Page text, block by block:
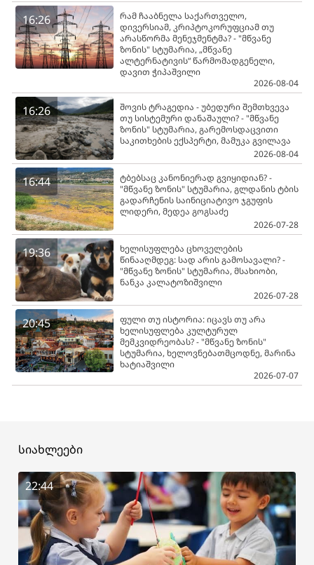
16:26
რამ ჩააბნელა საქართველო,
დივერსიამ, კრიპტოკორუფციამ თუ
არასწორმა მენეჯმენტმა? - "მწვანე
ზონის" სტუმარია, „მწვანე
ალტერნატივის“ წარმომადგენელი,
დავით ჭიპაშვილი
2026-08-04
16:26
შოვის ტრაგედია - უბედური შემთხვევა
თუ სისტემური დანაშაული? - "მწვანე
ზონის" სტუმარია, გარემოსდაცვითი
საკითხების ექსპერტი, მამუკა გვილავა
2026-08-04
16:44
ტბებსაც კანონიერად გვიყიდიან? -
"მწვანე ზონის" სტუმარია, გლდანის ტბის
გადარჩენის საინიციატივო ჯგუფის
ლიდერი, მედეა გოგსაძე
2026-07-28
19:36
ხელისუფლება ცხოველების
წინააღმდეგ: სად არის გამოსავალი? -
"მწვანე ზონის" სტუმარია, მსახიობი,
ნანკა კალატოზიშვილი
2026-07-28
20:45
ფული თუ ისტორია: იცავს თუ არა
ხელისუფლება კულტურულ
მემკვიდრეობას? - "მწვანე ზონის"
სტუმარია, ხელოვნებათმცოდნე, მარინა
ხატიაშვილი
2026-07-07
სიახლეები
22:44